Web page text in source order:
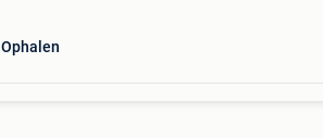
Ophalen